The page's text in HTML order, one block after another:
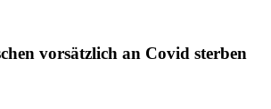
vorsätzlich an Covid sterben